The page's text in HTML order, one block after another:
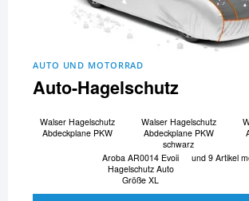
AUTO UND MOTORRAD
Auto-Hagelschutz
Walser Hagelschutz
Abdeckplane PKW
Walser Hagelschutz
Abdeckplane PKW
schwarz
Aroba AR0014 Evoii
Hagelschutz Auto
Größe XL
und 9 Artikel